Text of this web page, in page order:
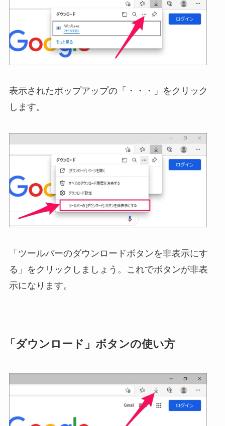
表示されたポップアップの「・・・」をクリック
します。
「ツールバーのダウンロードボタンを非表示にす
る」をクリックしましょう。これでボタンが非表
示になります。
「ダウンロード」ボタンの使い方